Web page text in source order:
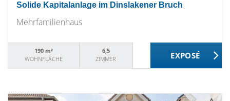
Solide Kapitalanlage im Dinslakener Bruch
Mehrfamilienhaus
190 m²
WOHNFLÄCHE
6,5
ZIMMER